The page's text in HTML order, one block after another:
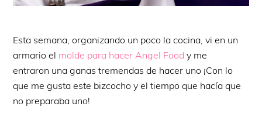
Esta semana, organizando un poco la cocina, vi en un
armario el molde para hacer Angel Food y me
entraron una ganas tremendas de hacer uno ¡Con lo
que me gusta este bizcocho y el tiempo que hacía que
no preparaba uno!